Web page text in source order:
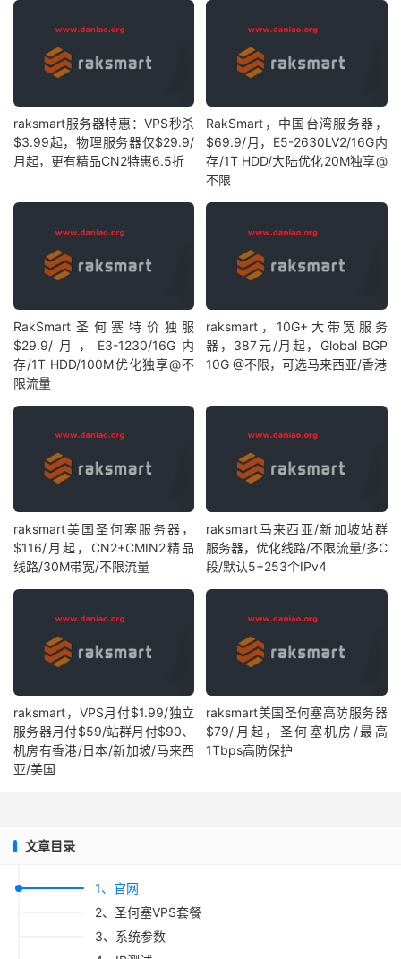
raksmart服务器特惠：VPS秒杀
$3.99起，物理服务器仅$29.9/
月起，更有精品CN2特惠6.5折
RakSmart，中国台湾服务器，
$69.9/月，E5-2630LV2/16G内
存/1T HDD/大陆优化20M独享@
不限
RakSmart圣何塞特价独服
$29.9/月，E3-1230/16G内
存/1T HDD/100M优化独享@不
限流量
raksmart，10G+大带宽服务
器，387元/月起，Global BGP
10G @不限，可选马来西亚/香港
raksmart美国圣何塞服务器，
$116/月起，CN2+CMIN2精品
线路/30M带宽/不限流量
raksmart马来西亚/新加坡站群
服务器，优化线路/不限流量/多C
段/默认5+253个IPv4
raksmart，VPS月付$1.99/独立
服务器月付$59/站群月付$90、
机房有香港/日本/新加坡/马来西
亚/美国
raksmart美国圣何塞高防服务器
$79/月起，圣何塞机房/最高
1Tbps高防保护
文章目录
1、官网
2、圣何塞VPS套餐
3、系统参数